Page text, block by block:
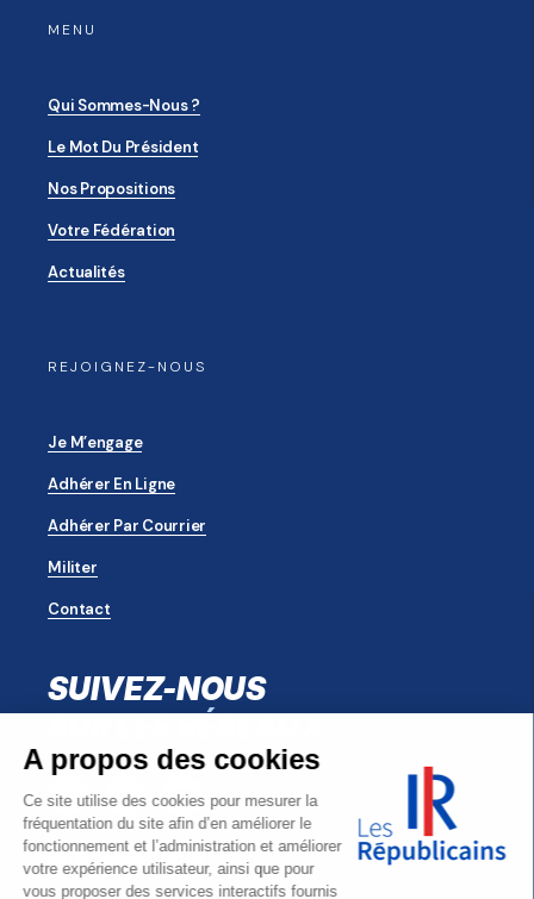
MENU
Qui Sommes-Nous ?
Le Mot Du Président
Nos Propositions
Votre Fédération
Actualités
REJOIGNEZ-NOUS
Je M’engage
Adhérer En Ligne
Adhérer Par Courrier
Militer
Contact
SUIVEZ-NOUS